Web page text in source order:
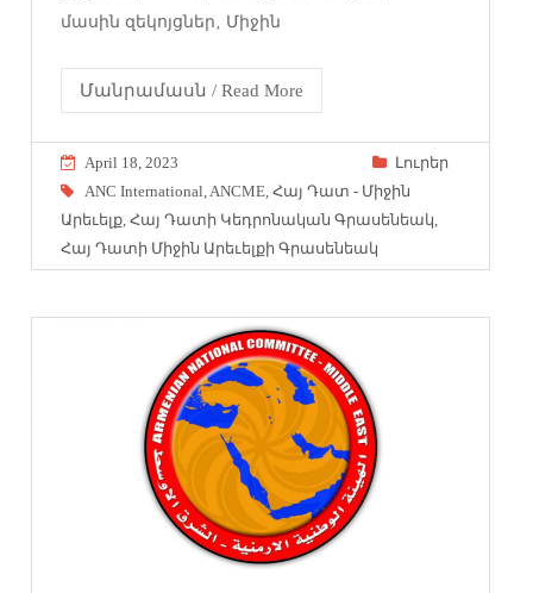
մասին զեկոյցներ‚ Միջին
Մանրամասն / Read More
April 18, 2023
Լուրեր
ANC International ANCME ,Հայ Դատ - Միջին
Արեւելք ,Հայ Դատի Կեդրոնական Գրասենեակ
Հայ Դատի Միջին Արեւելքի Գրասենեակ